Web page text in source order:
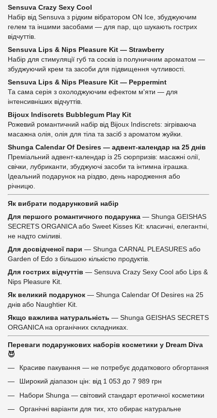
Sensuva Crazy Sexy Cool
Набір від Sensuva з рідким вібратором ON Ice, збуджуючим
гелем та іншими засобами — для пар, що шукають гострих
відчуттів.
Sensuva Lips & Nips Pleasure Kit — Strawberry
Набір для стимуляції губ та сосків із полуничним ароматом —
збуджуючий крем та засоби для підвищення чутливості.
Sensuva Lips & Nips Pleasure Kit — Peppermint
Та сама серія з охолоджуючим ефектом м'яти — для
інтенсивніших відчуттів.
Bijoux Indiscrets Bubblegum Play Kit
Рожевий романтичний набір від Bijoux Indiscrets: зігріваюча
масажна олія, олія для тіла та засіб з ароматом жуйки.
Shunga Calendar Of Desires — адвент-календар на 25 днів
Преміальний адвент-календар із 25 сюрпризів: масажні олії,
свічки, лубриканти, збуджуючі засоби та інтимна іграшка.
Ідеальний подарунок на різдво, день народження або
річницю.
Як вибрати подарунковий набір
Для першого романтичного подарунка — Shunga GEISHAS
SECRETS ORGANICA або Sweet Kisses Kit: класичні, елегантні,
не надто сміливі.
Для досвідченої пари — Shunga CARNAL PLEASURES або
Garden of Edo з більшою кількістю продуктів.
Для гострих відчуттів — Sensuva Crazy Sexy Cool або Lips &
Nips Pleasure Kit.
Як великий подарунок — Shunga Calendar Of Desires на 25
днів або Naughtier Kit.
Якщо важлива натуральність — Shunga GEISHAS SECRETS
ORGANICA на органічних складниках.
Переваги подарункових наборів косметики у Dream Diva
😈
Красиве пакування — не потребує додаткового обгортання
Широкий діапазон цін: від 1 053 до 7 989 грн
Набори Shunga — світовий стандарт еротичної косметики
Органічні варіанти для тих, хто обирає натуральне